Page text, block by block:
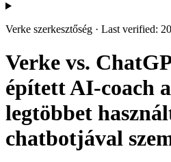
Verke szerkesztőség · Last verified:
Verke vs.
épített AI-coach
legtöbbet
chatbotjával